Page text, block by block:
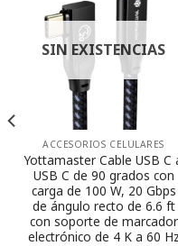
SIN EXISTENCIAS
ACCESORIOS CELULARES
Yottamaster Cable USB C
USB C de 90 grados con
carga de 100 W, 20 Gbps
de ángulo recto de 6.6 ft
con soporte de marcador
electrónico de 4 K a 60 Hz